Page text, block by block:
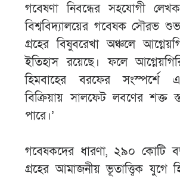
গবেষণা নিবন্ধের সহযোগী লেখক
বিশ্ববিদ্যালয়ের গবেষক সৌরভ
গ্রহের বিষুবরেখা অঞ্চলে
ইতিহাস রয়েছে। ফলে
হিমবাহের বরফের সংস্পর্শে
বিক্রিয়ায় সালফেট লবণের শক্ত
পারে।’
গবেষকদের ধারণা, ২৯০ কোটি
গ্রহের আমাজনীয় ভূতাত্ত্বিক যুগে